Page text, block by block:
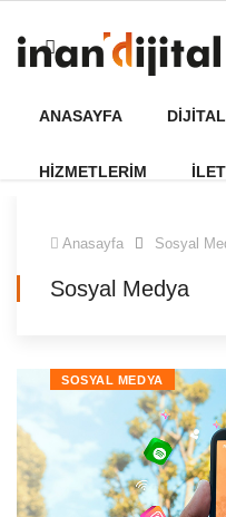
ANASAYFA
HIZMETLERIM
Anasayfa Sosyal
Sosyal Medya
SOSYAL MEDYA